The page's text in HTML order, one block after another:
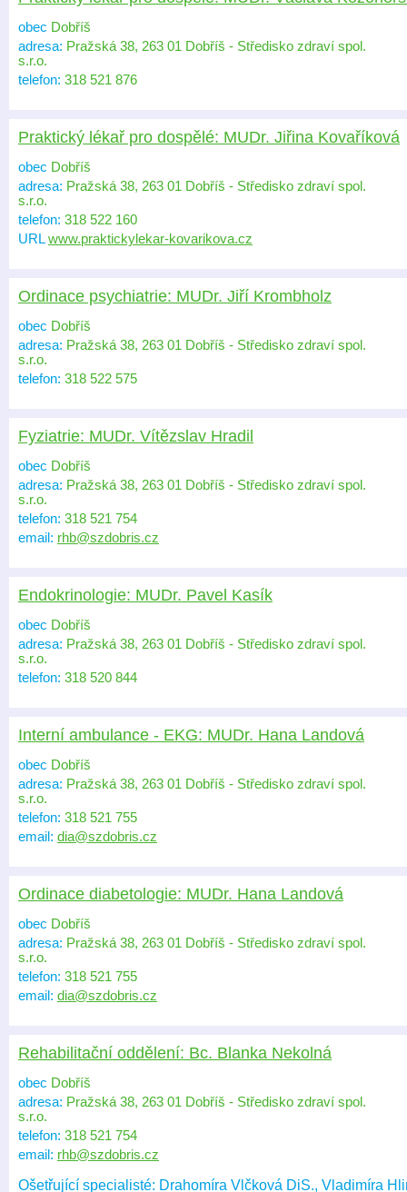
obec Dobříš
adresa: Pražská 38, 263 01 Dobříš - Středisko zdraví spol.
s.r.o.
telefon: 318 521 876
Praktický lékař pro dospělé: MUDr. Jiřina Kovaříková
obec Dobříš
adresa: Pražská 38, 263 01 Dobříš - Středisko zdraví spol.
s.r.o.
telefon: 318 522 160
URLwww.praktickylekar-kovarikova.cz
Ordinace psychiatrie: MUDr. Jiří Krombholz
obec Dobříš
adresa: Pražská 38, 263 01 Dobříš - Středisko zdraví spol.
s.r.o.
telefon: 318 522 575
Fyziatrie: MUDr. Vítězslav Hradil
obec Dobříš
adresa: Pražská 38, 263 01 Dobříš - Středisko zdraví spol.
s.r.o.
telefon: 318 521 754
email: rhb@szdobris.cz
Endokrinologie: MUDr. Pavel Kasík
obec Dobříš
adresa: Pražská 38, 263 01 Dobříš - Středisko zdraví spol.
s.r.o.
telefon: 318 520 844
Interní ambulance - EKG: MUDr. Hana Landová
obec Dobříš
adresa: Pražská 38, 263 01 Dobříš - Středisko zdraví spol.
s.r.o.
telefon: 318 521 755
email: dia@szdobris.cz
Ordinace diabetologie: MUDr. Hana Landová
obec Dobříš
adresa: Pražská 38, 263 01 Dobříš - Středisko zdraví spol.
s.r.o.
telefon: 318 521 755
email: dia@szdobris.cz
Rehabilitační oddělení: Bc. Blanka Nekolná
obec Dobříš
adresa: Pražská 38, 263 01 Dobříš - Středisko zdraví spol.
s.r.o.
telefon: 318 521 754
email: rhb@szdobris.cz
Ošetřující specialisté: Drahomíra Vlčková DiS., Vladimíra